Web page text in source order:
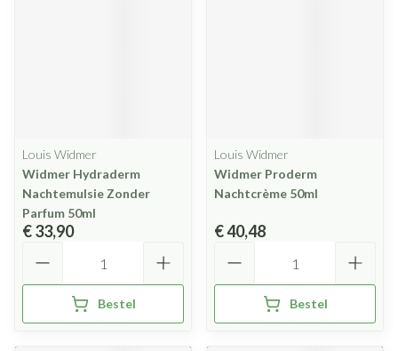
Louis Widmer
Widmer Hydraderm
Nachtemulsie Zonder
Parfum 50ml
€ 33,90
Bestel
Louis Widmer
Widmer Proderm
Nachtcrème 50ml
€ 40,48
Bestel